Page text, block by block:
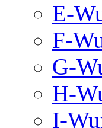
E-
F-
G-
H-
I-